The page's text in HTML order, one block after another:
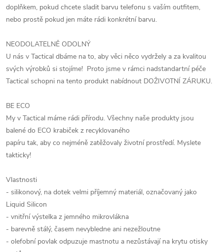
doplňkem, pokud chcete sladit barvu telefonu s vaším outfitem,
nebo prostě pokud jen máte rádi konkrétní barvu.
NEODOLATELNĚ ODOLNÝ
U nás v Tactical dbáme na to, aby věci něco vydržely a za kvalitou
svých výrobků si stojíme! Proto jsme v rámci nadstandartní péče
Tactical schopni na tento produkt nabídnout DOŽIVOTNÍ ZÁRUKU.
BE ECO
My v Tactical máme rádi přírodu. Všechny naše produkty jsou
balené do ECO krabiček z recyklovaného
papíru tak, aby co nejméně zatěžovaly životní prostředí. Myslete
takticky!
Vlastnosti
- silikonový, na dotek velmi příjemný materiál, označovaný jako
Liquid Silicon
- vnitřní výstelka z jemného mikrovlákna
- barevně stálý, časem nevybledne ani nezežloutne
- olefobní povlak odpuzuje mastnotu a nezůstávají na krytu otisky